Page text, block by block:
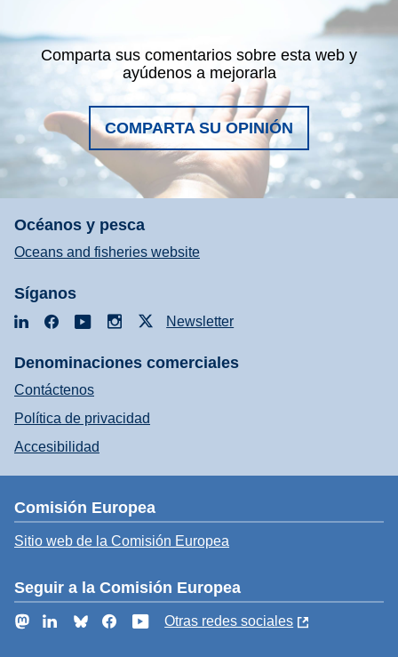
Comparta sus comentarios sobre esta web y
ayúdenos a mejorarla
COMPARTA SU OPINIÓN
Océanos y pesca
Oceans and fisheries website
Síganos
LinkedInFacebookYouTubeInstagramNewsletter
Denominaciones comerciales
Contáctenos
Política de privacidad
Accesibilidad
Comisión Europea
Sitio web de la Comisión Europea
Seguir a la Comisión Europea
MastodonLinkedInBlueskyFacebookYouTube
Otras redes sociales